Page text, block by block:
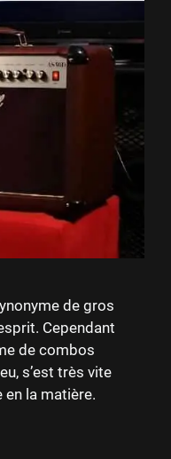
de gros
Cependant
de combos
s’est très vite
la matière.